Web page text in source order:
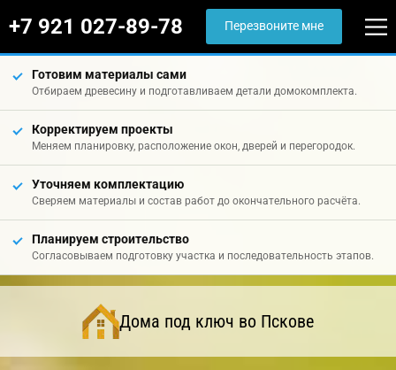
+7 921 027-89-78 Перезвоните мне
Готовим материалы сами
Отбираем древесину и подготавливаем детали домокомплекта.
Корректируем проекты
Меняем планировку, расположение окон, дверей и перегородок.
Уточняем комплектацию
Сверяем материалы и состав работ до окончательного расчёта.
Планируем строительство
Согласовываем подготовку участка и последовательность этапов.
Дома под ключ во Пскове